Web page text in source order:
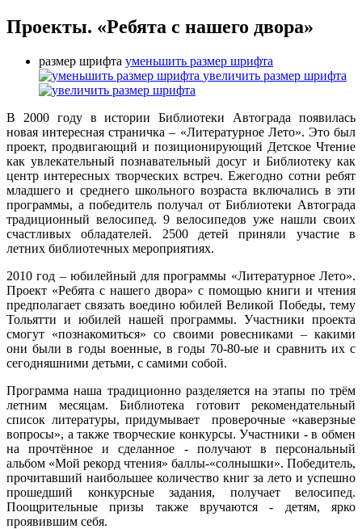
Проекты. «Ребята с нашего двора»
размер шрифта уменьшить размер шрифта
увеличить размер шрифта
В 2000 году в истории Библиотеки Автограда появилась
новая интересная страничка – «Литературное Лето». Это был
проект, продвигающий и позиционирующий Детское Чтение
как увлекательный познавательный досуг и Библиотеку как
центр интересных творческих встреч. Ежегодно сотни ребят
младшего и среднего школьного возраста включались в эти
программы, а победитель получал от Библиотеки Автограда
традиционный велосипед. 9 велосипедов уже нашли своих
счастливых обладателей. 2500 детей приняли участие в
летних библиотечных мероприятиях.
2010 год – юбилейный для программы «Литературное Лето».
Проект «Ребята с нашего двора» с помощью книги и чтения
предполагает связать воедино юбилей Великой Победы, тему
Тольятти и юбилей нашей программы. Участники проекта
смогут «познакомиться» со своими ровесниками – какими
они были в годы военные, в годы 70-80-ые и сравнить их с
сегодняшними детьми, с самими собой.
Программа наша традиционно разделяется на этапы по трём
летним месяцам. Библиотека готовит рекомендательный
список литературы, придумывает проверочные «каверзные
вопросы», а также творческие конкурсы. Участники - в обмен
на прочтённое и сделанное - получают в персональный
альбом «Мой рекорд чтения» баллы-«солнышки». Победитель,
прочитавший наибольшее количество книг за лето и успешно
прошедший конкурсные задания, получает велосипед.
Поощрительные призы также вручаются - детям, ярко
проявившим себя.